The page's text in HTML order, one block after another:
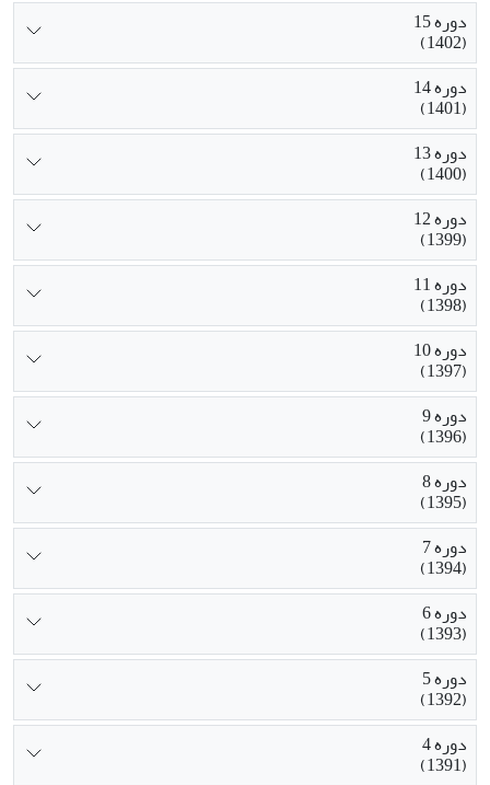
دوره 15
(1402)
دوره 14
(1401)
دوره 13
(1400)
دوره 12
(1399)
دوره 11
(1398)
دوره 10
(1397)
دوره 9
(1396)
دوره 8
(1395)
دوره 7
(1394)
دوره 6
(1393)
دوره 5
(1392)
دوره 4
(1391)